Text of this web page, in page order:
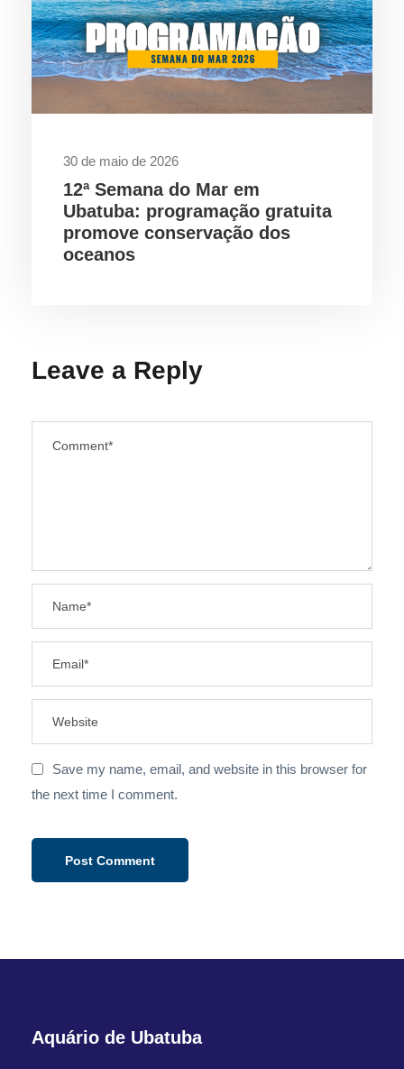
30 de maio de 2026
12ª Semana do Mar em
Ubatuba: programação gratuita
promove conservação dos
oceanos
Leave a Reply
Save my name, email, and website in this browser for
the next time I comment.
Aquário de Ubatuba